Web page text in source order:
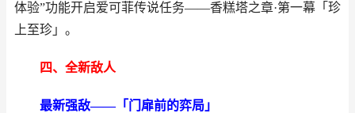
体验”功能开启爱可菲传说任务——香糕塔之章·第一幕「珍
上至珍」。
四、全新敌人
最新强敌——「门扉前的弈局」